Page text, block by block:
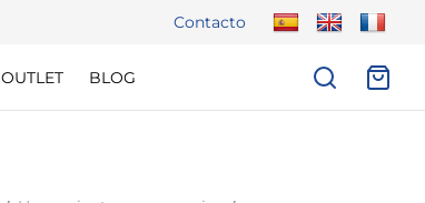
Contacto
OUTLET BLOG